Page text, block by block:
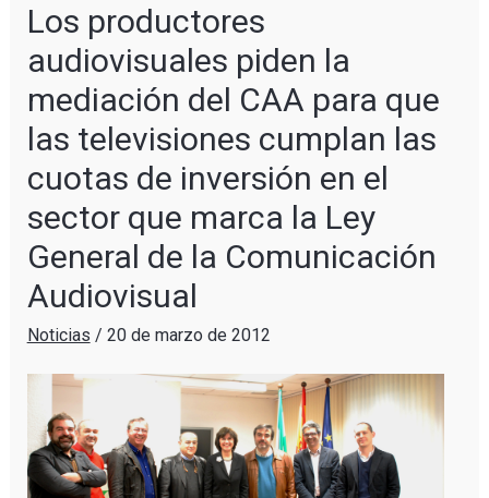
Los productores
audiovisuales piden la
mediación del CAA para que
las televisiones cumplan las
cuotas de inversión en el
sector que marca la Ley
General de la Comunicación
Audiovisual
Noticias / 20 de marzo de 2012